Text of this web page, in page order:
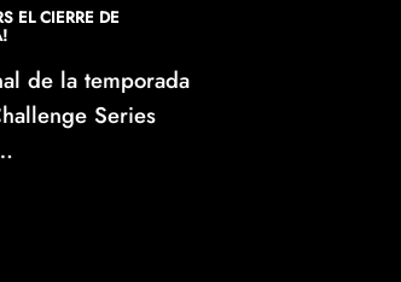
EL CIERRE DE
de la temporada
Series